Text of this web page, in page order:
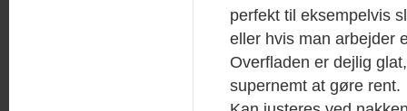
perfekt til eksempelvis
eller hvis man arbejder
Overfladen er dejlig
supernemt at gøre rent.